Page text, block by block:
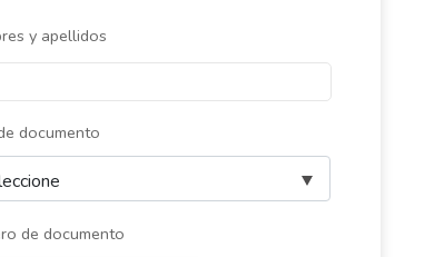
y apellidos
documento
de documento